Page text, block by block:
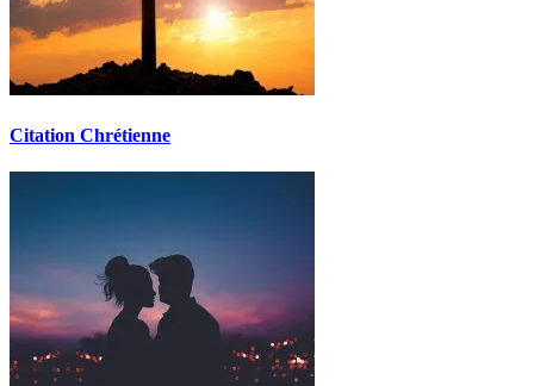
Citation Chrétienne